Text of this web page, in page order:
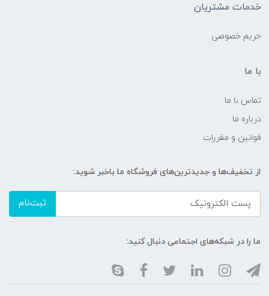
خدمات مشتریان
حریم خصوصی
با ما
تماس با ما
درباره ما
قوانین و مقررات
از تخفیف‌ها و جدیدترین‌های فروشگاه ما باخبر شوید:
ثبت‌نام
ما را در شبکه‌های اجتماعی دنبال کنید: